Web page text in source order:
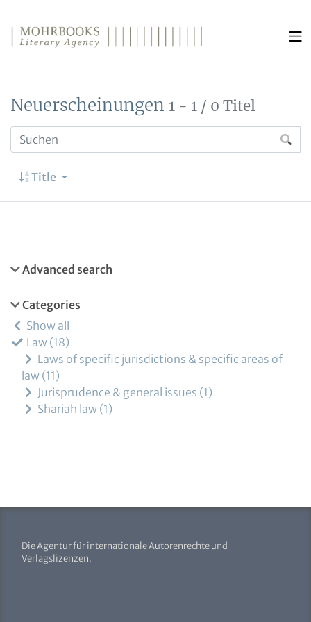
Neuerscheinungen 1 - 1 / 0 Titel
Title
Advanced search
Categories
Show all
Law 18
Laws of specific jurisdictions & specific areas of
law 11
Jurisprudence & general issues 1
Shariah law 1
Die Agentur für internationale Autorenrechte und
Verlagslizenzen.